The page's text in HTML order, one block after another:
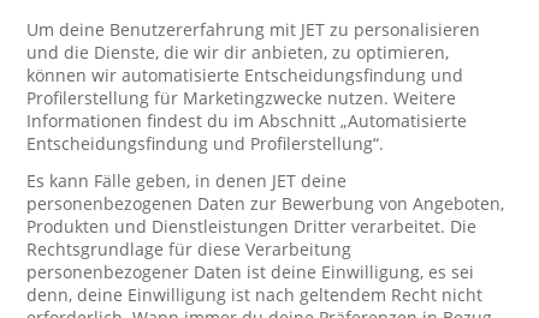
Um deine Benutzererfahrung mit JET zu personalisieren
und die Dienste, die wir dir anbieten, zu optimieren,
können wir automatisierte Entscheidungsfindung und
Profilerstellung für Marketingzwecke nutzen. Weitere
Informationen findest du im Abschnitt „Automatisierte
Entscheidungsfindung und Profilerstellung“.
Es kann Fälle geben, in denen JET deine
personenbezogenen Daten zur Bewerbung von Angeboten,
Produkten und Dienstleistungen Dritter verarbeitet. Die
Rechtsgrundlage für diese Verarbeitung
personenbezogener Daten ist deine Einwilligung, es sei
denn, deine Einwilligung ist nach geltendem Recht nicht